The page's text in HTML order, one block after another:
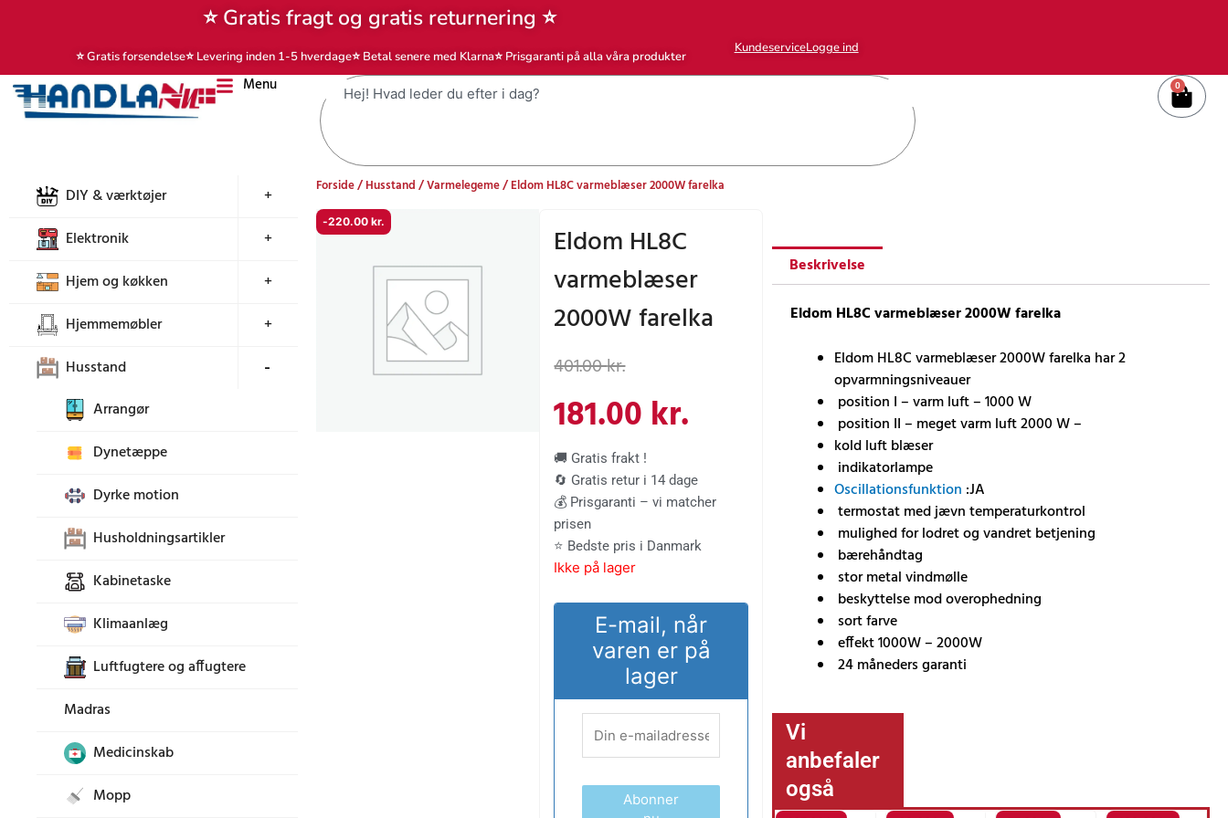
⭐ Gratis fragt og gratis returnering ⭐
⭐ Gratis forsendelse⭐ Levering inden 1-5 hverdage⭐ Betal senere med Klarna⭐ Prisgaranti på alla våra produkter
KundeserviceLogge ind
Menu Søg 0
Kurv
DIY & værktøjer
+
Elektronik
+
Hjem og køkken
+
Hjemmemøbler
+
Husstand
+
Arrangør
Dynetæppe
Dyrke motion
Husholdningsartikler
Kabinetaske
Klimaanlæg
Luftfugtere og affugtere
Madras
Medicinskab
Mopp
Forside/Husstand/Varmelegeme/ Eldom HL8C varmeblæser 2000W farelka
-220.00 kr.
Eldom HL8C
varmeblæser
2000W farelka
401.00kr.Den
oprindelige
pris
var:
401.00 kr..
181.00 kr.
er:
181.00 kr..
🚚 Gratis frakt !
🔄 Gratis retur i 14 dage
💰 Prisgaranti – vi matcher
prisen
⭐ Bedste pris i Danmark
Ikke på lager
E-mail, når
varen er på
lager
Abonner
Beskrivelse
Eldom HL8C varmeblæser 2000W farelka
Eldom HL8C varmeblæser 2000W farelka har 2
opvarmningsniveauer
position I – varm luft – 1000 W
position II – meget varm luft 2000 W –
kold luft blæser
indikatorlampe
Oscillationsfunktion :JA
termostat med jævn temperaturkontrol
mulighed for lodret og vandret betjening
bærehåndtag
stor metal vindmølle
beskyttelse mod overophedning
sort farve
effekt 1000W – 2000W
24 måneders garanti
Vi
anbefaler
også